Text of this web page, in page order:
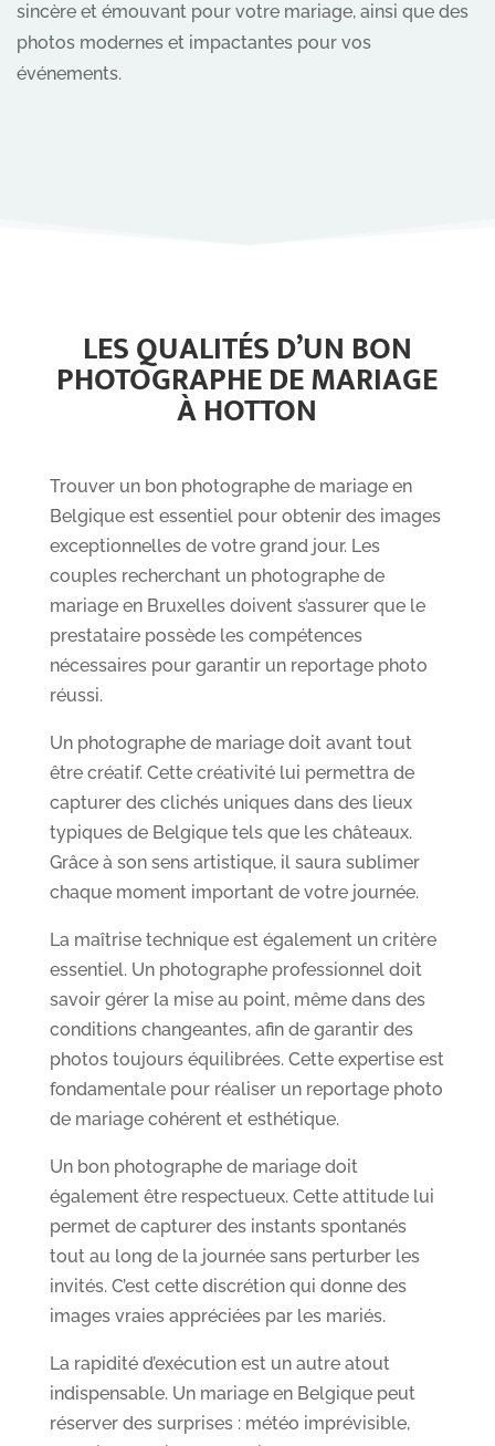
sincère et émouvant pour votre mariage, ainsi que des
photos modernes et impactantes pour vos
événements.
LES QUALITÉS D’UN BON
PHOTOGRAPHE DE MARIAGE
À HOTTON
Trouver un bon photographe de mariage en
Belgique est essentiel pour obtenir des images
exceptionnelles de votre grand jour. Les
couples recherchant un photographe de
mariage en Bruxelles doivent s’assurer que le
prestataire possède les compétences
nécessaires pour garantir un reportage photo
réussi.
Un photographe de mariage doit avant tout
être créatif. Cette créativité lui permettra de
capturer des clichés uniques dans des lieux
typiques de Belgique tels que les châteaux.
Grâce à son sens artistique, il saura sublimer
chaque moment important de votre journée.
La maîtrise technique est également un critère
essentiel. Un photographe professionnel doit
savoir gérer la mise au point, même dans des
conditions changeantes, afin de garantir des
photos toujours équilibrées. Cette expertise est
fondamentale pour réaliser un reportage photo
de mariage cohérent et esthétique.
Un bon photographe de mariage doit
également être respectueux. Cette attitude lui
permet de capturer des instants spontanés
tout au long de la journée sans perturber les
invités. C’est cette discrétion qui donne des
images vraies appréciées par les mariés.
La rapidité d’exécution est un autre atout
indispensable. Un mariage en Belgique peut
réserver des surprises : météo imprévisible,